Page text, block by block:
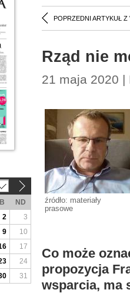
POPRZEDNI ARTYKUŁ Z
Rząd nie
21 maja 2020
źródło: materiały
prasowe
Co może
propozycja
wsparcia, ma
ND
2
3
9
10
17
24
31